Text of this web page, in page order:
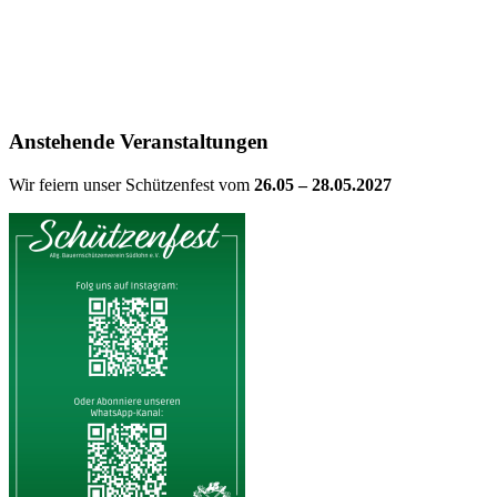
Anstehende Veranstaltungen
Wir feiern unser Schützenfest vom 26.05 – 28.05.2027